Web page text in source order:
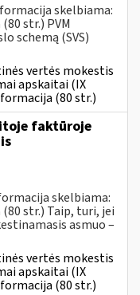
skelbiama:
str.) PVM
schemą (SVS)
vertės mokestis
apskaitai (IX
(80 str.)
faktūroje
skelbiama:
str.) Taip, turi, jei
asmuo –
vertės mokestis
apskaitai (IX
(80 str.)